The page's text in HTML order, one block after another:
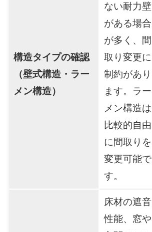
構造タイプの確認
（壁式構造・ラー
メン構造）
ない耐力壁
がある場合
が多く、間
取り変更に
制約があり
ます。ラー
メン構造は
比較的自由
に間取りを
変更可能で
す。
床材の遮音
性能、窓や